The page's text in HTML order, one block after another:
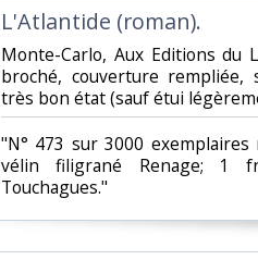
‎L'Atlantide (roman).‎
‎Monte-Carlo, Aux Editions du
broché, couverture
très bon état (sauf étui
‎"N° 473 sur 3000
vélin filigrané Renage; 1
Touchagues."‎